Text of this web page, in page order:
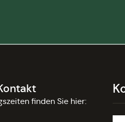
finden Sie hier: